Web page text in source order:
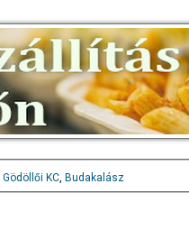
Gödöllői KC, Budakalász